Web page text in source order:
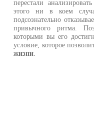
перестали
этого ни в коем
подсознательно
привычного ритма.
которыми вы его
условие, которое
жизни